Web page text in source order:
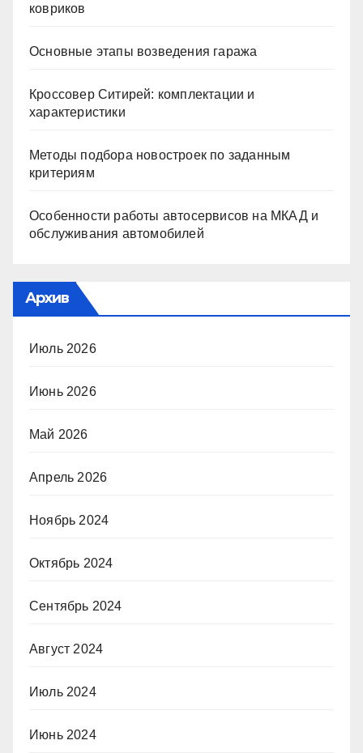
ковриков
Основные этапы возведения гаража
Кроссовер Ситирей: комплектации и
характеристики
Методы подбора новостроек по заданным
критериям
Особенности работы автосервисов на МКАД и
обслуживания автомобилей
Архив
Июль 2026
Июнь 2026
Май 2026
Апрель 2026
Ноябрь 2024
Октябрь 2024
Сентябрь 2024
Август 2024
Июль 2024
Июнь 2024